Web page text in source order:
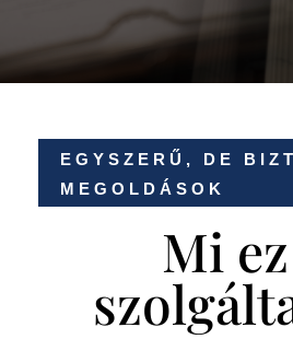
EGYSZERŰ, DE
MEGOLDÁSOK
Mi